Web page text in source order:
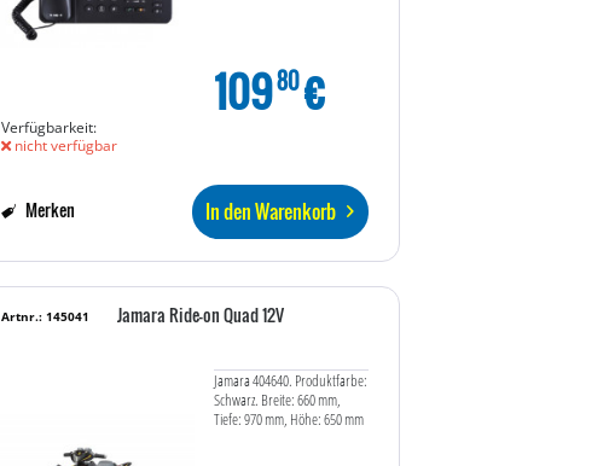
10980€
Verfügbarkeit:
nicht verfügbar
In den Warenkorb
Merken
Jamara Ride-on Quad 12V
Jamara 404640. Produktfarbe:
Schwarz. Breite: 660 mm,
Tiefe: 970 mm, Höhe: 650 mm
Artnr.: 145041